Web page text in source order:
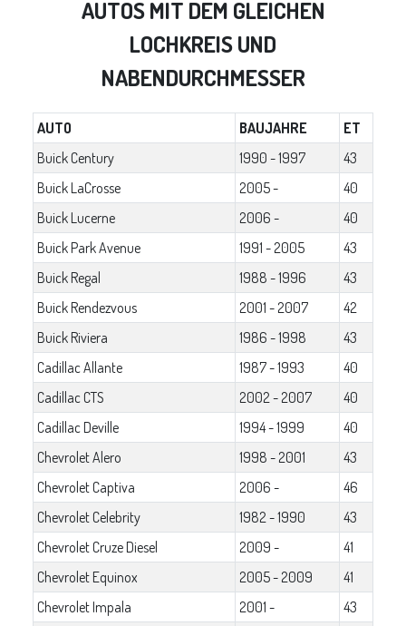
AUTOS MIT DEM GLEICHEN
LOCHKREIS UND
NABENDURCHMESSER
AUTO BAUJAHRE
ET
Buick Century
1990 - 1997
43
Buick LaCrosse
2005 -
40
Buick Lucerne
2006 -
40
Buick Park Avenue
1991 - 2005
43
Buick Regal
1988 - 1996
43
Buick Rendezvous
2001 - 2007
42
Buick Riviera
1986 - 1998
43
Cadillac Allante
1987 - 1993
40
Cadillac CTS
2002 - 2007
40
Cadillac Deville
1994 - 1999
40
Chevrolet Alero
1998 - 2001
43
Chevrolet Captiva
2006 -
46
Chevrolet Celebrity
1982 - 1990
43
Chevrolet Cruze Diesel
2009 -
41
Chevrolet Equinox
2005 - 2009
41
Chevrolet Impala
2001 -
43